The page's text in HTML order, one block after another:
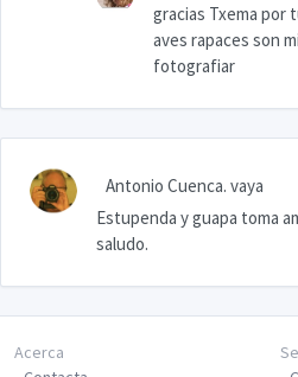
gracias Txema por
aves rapaces son
fotografiar
Antonio Cuenca. vaya
Estupenda y guapa toma
saludo.
Acerca